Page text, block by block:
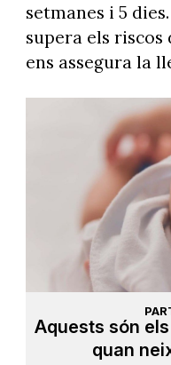
setmanes i 5
supera els riscos
ens assegura la
Aquests són
quan